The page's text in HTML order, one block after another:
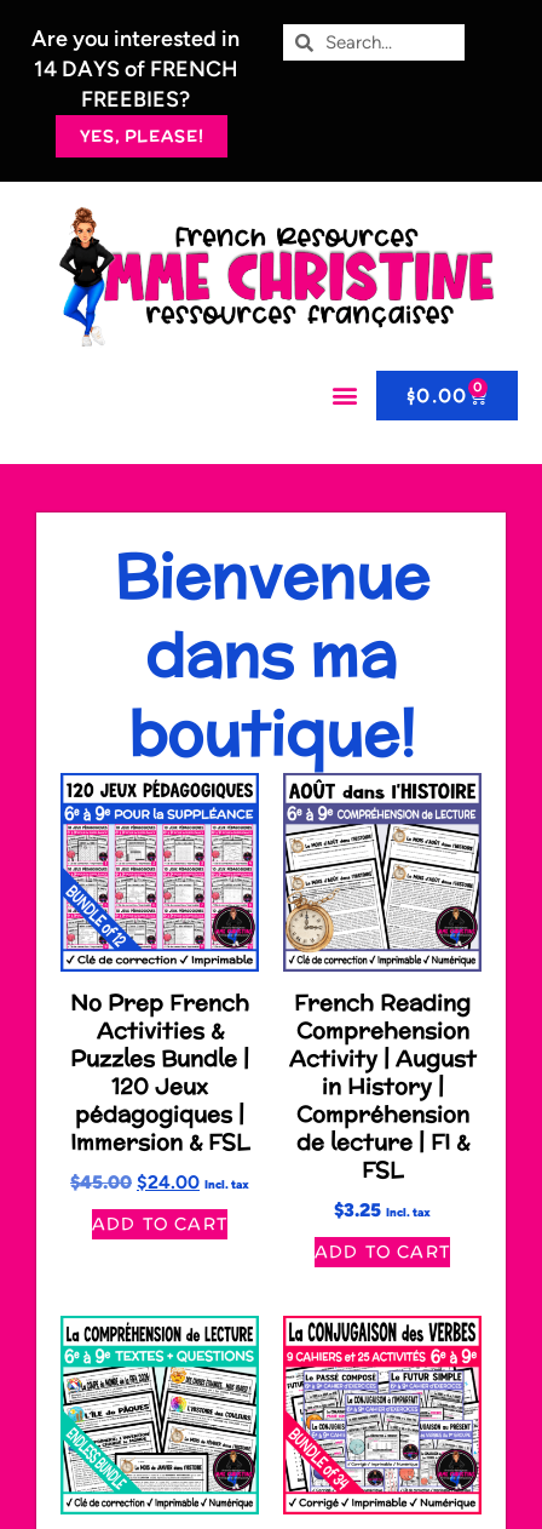
Are you interested in
14 DAYS of FRENCH
FREEBIES?
YES, PLEASE!
$0.00 0
Bienvenue
dans ma
boutique!
No Prep French
Activities &
Puzzles Bundle |
120 Jeux
pédagogiques |
Immersion & FSL
$45.00 $24.00 Incl. tax
ADD TO CART
French Reading
Comprehension
Activity | August
in History |
Compréhension
de lecture | FI &
FSL
$3.25 Incl. tax
ADD TO CART